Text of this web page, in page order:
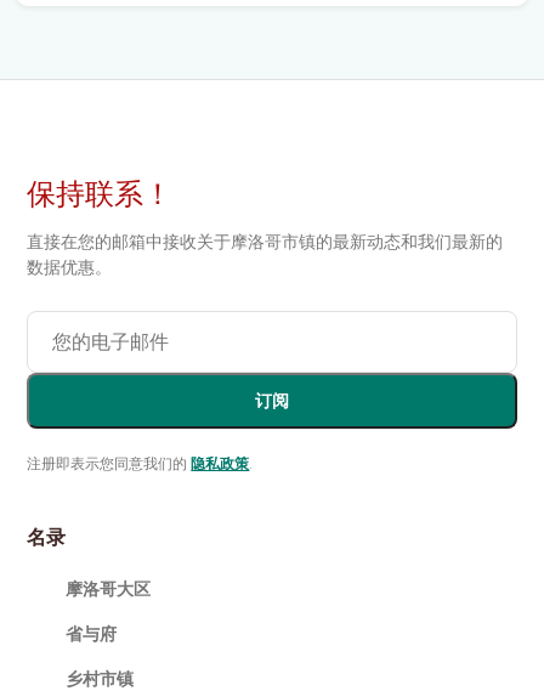
保持联系！
直接在您的邮箱中接收关于摩洛哥市镇的最新动态和我们最新的
数据优惠。
订阅
注册即表示您同意我们的 隐私政策.
名录
摩洛哥大区
省与府
乡村市镇